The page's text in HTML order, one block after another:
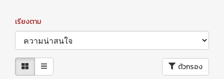
เรียงตาม
ตัวกรอง